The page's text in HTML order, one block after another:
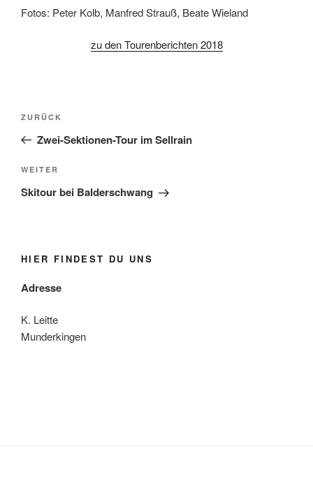
Fotos: Peter Kolb, Manfred Strauß, Beate Wieland
zu den Tourenberichten 2018
Beitragsnavigation
Vorheriger
Beitrag
ZURÜCK
Zwei-Sektionen-Tour im Sellrain
Nächster
Beitrag
WEITER
Skitour bei Balderschwang
HIER FINDEST DU UNS
Adresse
K. Leitte
Munderkingen